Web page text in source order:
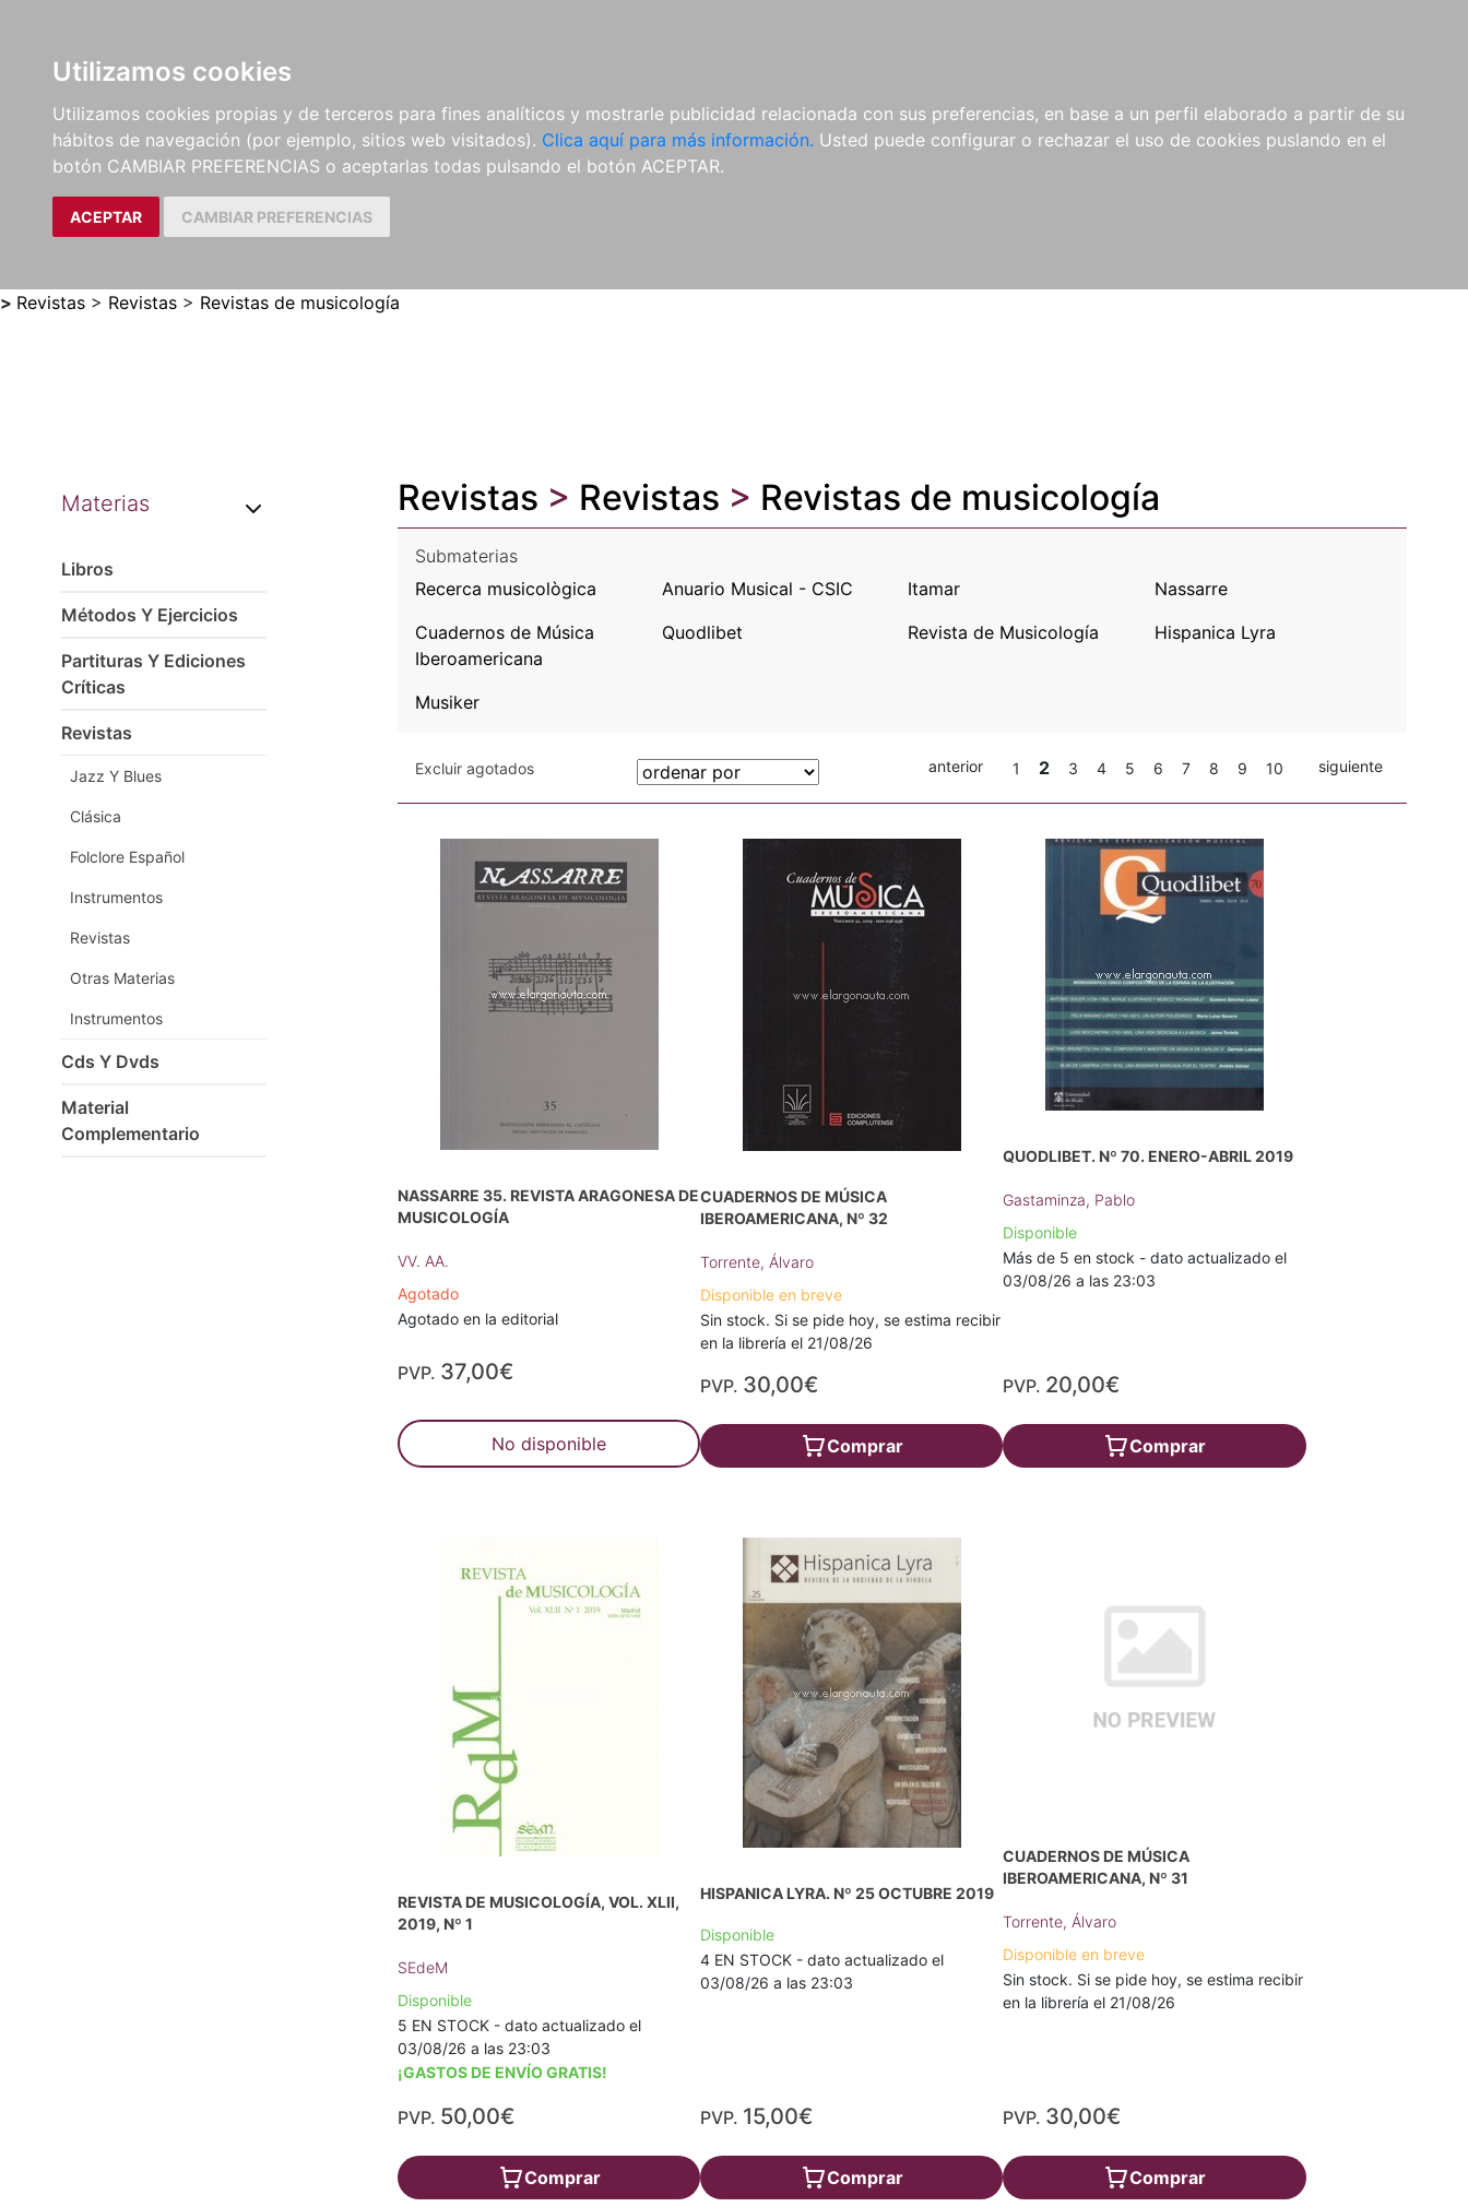
Utilizamos cookies
Utilizamos cookies propias y de terceros para fines analíticos y mostrarle publicidad relacionada con sus preferencias, en base a un perfil elaborado a partir de su
hábitos de navegación (por ejemplo, sitios web visitados). Clica aquí para más información. Usted puede configurar o rechazar el uso de cookies puslando en el
botón CAMBIAR PREFERENCIAS o aceptarlas todas pulsando el botón ACEPTAR.
ACEPTAR CAMBIAR PREFERENCIAS
LIBROS
MÉTODOS Y
EJERCICIOS
PARTITURAS Y EDICIONES
CRÍTICAS
REVISTAS
CDS Y
DVDS
MATERIAL
COMPLEMENTARIO
NOVEDADES NOTICIAS
COMPRAS
INSTITUCIONALES
> Revistas > Revistas > Revistas de musicología
Materias
Libros
Métodos Y Ejercicios
Partituras Y Ediciones
Críticas
Revistas
Jazz Y Blues
Clásica
Folclore Español
Instrumentos
Revistas
Otras Materias
Instrumentos
Cds Y Dvds
Material
Complementario
Revistas > Revistas > Revistas de musicología
Submaterias
Recerca musicològica
Anuario Musical - CSIC Itamar
Nassarre
Cuadernos de Música
Iberoamericana
Quodlibet Revista de Musicología Hispanica Lyra
Musiker
Excluir agotados anterior 1 2 3 4 5 6 7 8 9 10 siguiente
NASSARRE 35. REVISTA ARAGONESA DE
MUSICOLOGÍA
VV. AA.
Agotado
Agotado en la editorial
PVP. 37,00€
No disponible
CUADERNOS DE MÚSICA
IBEROAMERICANA, Nº 32
Torrente, Álvaro
Disponible en breve
Sin stock. Si se pide hoy, se estima recibir
en la librería el 21/08/26
PVP. 30,00€
Comprar
QUODLIBET. Nº 70. ENERO-ABRIL 2019
Gastaminza, Pablo
Disponible
Más de 5 en stock - dato actualizado el
03/08/26 a las 23:03
PVP. 20,00€
Comprar
REVISTA DE MUSICOLOGÍA, VOL. XLII,
2019, Nº 1
SEdeM
Disponible
5 EN STOCK - dato actualizado el
03/08/26 a las 23:03
¡GASTOS DE ENVÍO GRATIS!
PVP. 50,00€
Comprar
HISPANICA LYRA. Nº 25 OCTUBRE 2019
Disponible
4 EN STOCK - dato actualizado el
03/08/26 a las 23:03
PVP. 15,00€
Comprar
CUADERNOS DE MÚSICA
IBEROAMERICANA, Nº 31
Torrente, Álvaro
Disponible en breve
Sin stock. Si se pide hoy, se estima recibir
en la librería el 21/08/26
PVP. 30,00€
Comprar